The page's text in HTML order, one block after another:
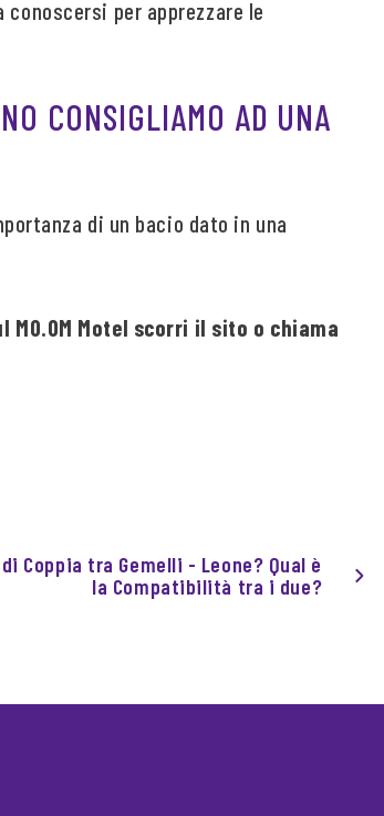
per apprezzare le
CONSIGLIAMO AD UNA
di un bacio dato in una
Motel scorri il sito o chiama
Coppia tra Gemelli - Leone? Qual è
la Compatibilità tra i due?